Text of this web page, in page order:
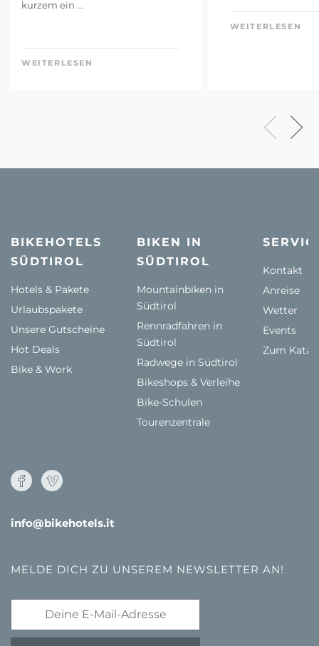
kurzem ein ...
WEITERLESEN
WEITERLESEN
BIKEHOTELS
SÜDTIROL
Hotels & Pakete
Urlaubspakete
Unsere Gutscheine
Hot Deals
Bike & Work
BIKEN IN
SÜDTIROL
Mountainbiken in
Südtirol
Rennradfahren in
Südtirol
Radwege in Südtirol
Bikeshops & Verleihe
Bike-Schulen
Tourenzentrale
Kontakt
Anreise
Wetter
Events
Zum
info@bikehotels.it
MELDE DICH ZU UNSEREM NEWSLETTER AN!